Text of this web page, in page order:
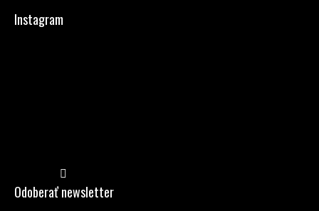
Instagram
Odoberať newsletter